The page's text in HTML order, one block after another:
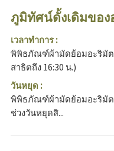
ภูมิทัศน์ดั้งเดิมของ
เวลาทำการ :
พิพิธภัณฑ์ผ้ามัดย้อมอะริมัตสึ
สาธิตถึง 16:30 น.)
วันหยุด :
พิพิธภัณฑ์ผ้ามัดย้อมอะริมัต
ช่วงวันหยุดสิ...